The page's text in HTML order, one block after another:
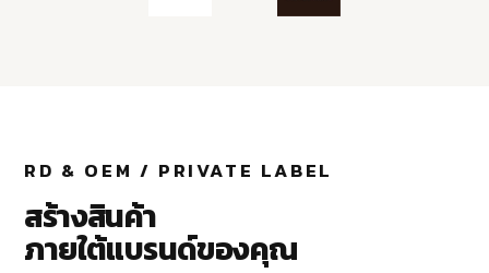
RD & OEM / PRIVATE LABEL
สร้างสินค้า
ภายใต้แบรนด์ของคุณ